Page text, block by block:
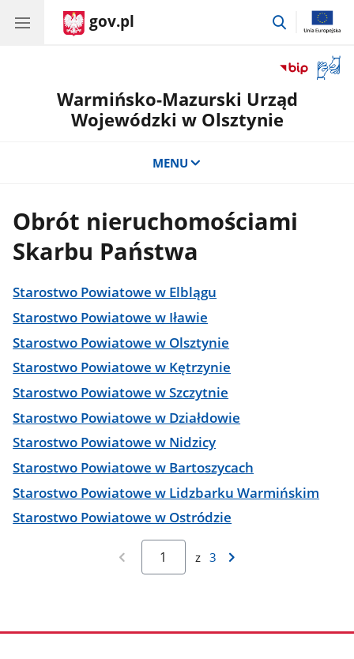
gov.pl
przejdź
okno
Warmińsko-Mazurski Urząd
Wojewódzki w Olsztynie
MENU
Obrót nieruchomościami
Skarbu Państwa
Starostwo Powiatowe w Elblągu
Starostwo Powiatowe w Iławie
Starostwo Powiatowe w Olsztynie
Starostwo Powiatowe w Kętrzynie
Starostwo Powiatowe w Szczytnie
Starostwo Powiatowe w Działdowie
Starostwo Powiatowe w Nidzicy
Starostwo Powiatowe w Bartoszycach
Starostwo Powiatowe w Lidzbarku Warmińskim
Starostwo Powiatowe w Ostródzie
z 3